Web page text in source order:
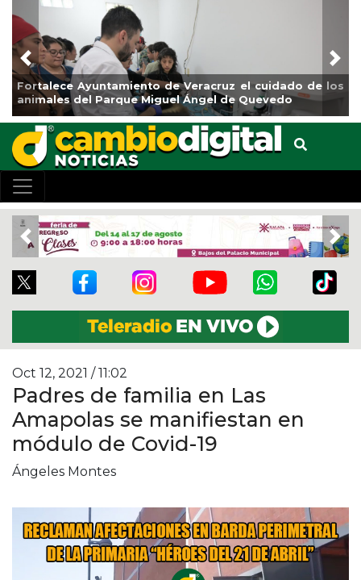
Veracruz el cuidado de los
Ángel de Quevedo
La ciudad de Veracruz se
de Reforestación 2026
Previous
Previous
Oct 12, 2021 / 11:02
Padres de familia en Las
Amapolas se manifiestan en
módulo de Covid-19
Ángeles Montes